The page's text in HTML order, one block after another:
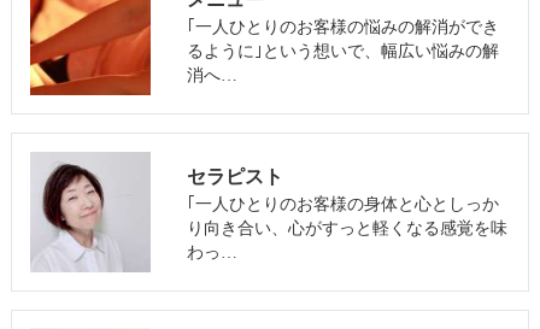
｢一人ひとりのお客様の悩みの解消ができ
るように｣という想いで、幅広い悩みの解
消へ…
セラピスト
｢一人ひとりのお客様の身体と心としっか
り向き合い、心がすっと軽くなる感覚を味
わっ…